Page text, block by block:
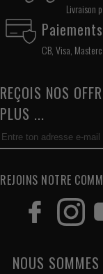
Livraison
CB, Visa,
REÇOIS NOS
PLUS ...
REJOINS NOTRE
NOUS